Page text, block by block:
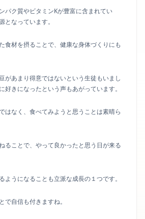
パク質やビタミンKが豊富に含まれてい
となっています。
食材を摂ることで、健康な身体づくりにも
があまり得意ではないという生徒もいまし
好きになったという声もあがっています。
はなく、食べてみようと思うことは素晴ら
ることで、やって良かったと思う日が来る
ようになることも立派な成長の１つです。
で自信も付きますね。